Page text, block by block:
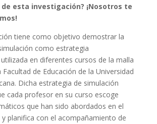
esta investigación? ¡Nosotros te
tiene como objetivo demostrar la
como estrategia
en diferentes cursos de la malla
Facultad de Educación de la Universidad
Dicha estrategia de simulación
cada profesor en su curso escoge
que han sido abordados en el
y planifica con el acompañamiento de